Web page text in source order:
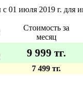
01 июля 2019 г. для
Стоимость за
месяц
9 999 тг.
7 499 тг.